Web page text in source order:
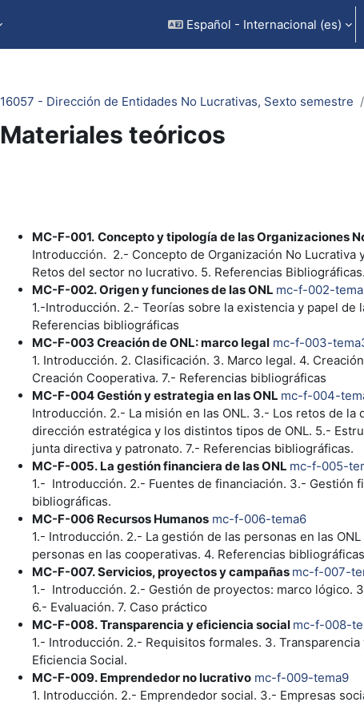
Español - Internacional ‎(es)‎
16057 - Dirección de Entidades No Lucrativas, Sexto semestre
Materiales teóricos
MC-F-001. Concepto y tipología de las Organizaciones
Introducción. 2.- Concepto de Organización No Lucrativa
Retos del sector no lucrativo. 5. Referencias Bibliográficas.
MC-F-002.Origen y funciones de las ONL mc-f-002-
1.-Introducción. 2.- Teorías sobre la existencia y papel de
Referencias bibliográficas
MC-F-003 Creación de ONL: marco legal mc-f-003-
1. Introducción. 2. Clasificación. 3. Marco legal. 4.
Creación Cooperativa. 7.- Referencias bibliográficas
MC-F-004Gestión y estrategia en las ONL mc-f-004-
Introducción. 2.- La misión en las ONL. 3.- Los retos de la
dirección estratégica y los distintos tipos de ONL. 5.-
junta directiva y patronato. 7.- Referencias bibliográficas.
MC-F-005. La gestión financiera de las ONL mc-f-005-
1.- Introducción. 2.- Fuentes de financiación. 3.- Gestión
bibliográficas.
MC-F-006 Recursos Humanos mc-f-006-tema6
1.- Introducción. 2.- La gestión de las personas en las
personas en las cooperativas. 4. Referencias bibliográficas
MC-F-007.Servicios, proyectos y campañas mc-f-007-
1.- Introducción. 2.- Gestión de proyectos: marco lógico.
6.- Evaluación. 7. Caso práctico
MC-F-008.Transparencia y eficiencia social mc-f-008-
1.- Introducción. 2.- Requisitos formales. 3.
Eficiencia Social.
MC-F-009. Emprendedor no lucrativomc-f-009-tema9
1. Introducción. 2.- Emprendedor social. 3.- Empresas